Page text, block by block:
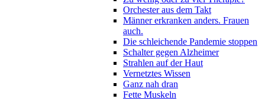
Orchester aus dem Takt
Männer erkranken anders. Frauen
auch.
Die schleichende Pandemie stoppen
Schalter gegen Alzheimer
Strahlen auf der Haut
Vernetztes Wissen
Ganz nah dran
Fette Muskeln